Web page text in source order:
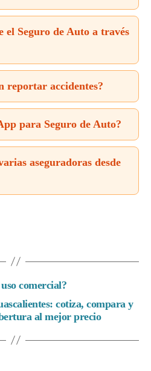
el Seguro de Auto a través
reportar accidentes?
para Seguro de Auto?
aseguradoras desde
comercial?
cotiza, compara y
al mejor precio